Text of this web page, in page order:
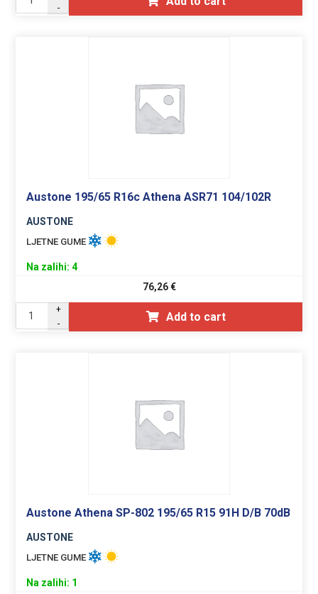
-
Austone 195/65 R16c Athena ASR71 104/102R
AUSTONE
LJETNE GUME
Na zalihi: 4
76,26€
+
-
Add to cart
Austone Athena SP-802 195/65 R15 91H D/B 70dB
AUSTONE
LJETNE GUME
Na zalihi: 1